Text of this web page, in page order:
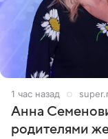
1 час назад
Анна
родителями